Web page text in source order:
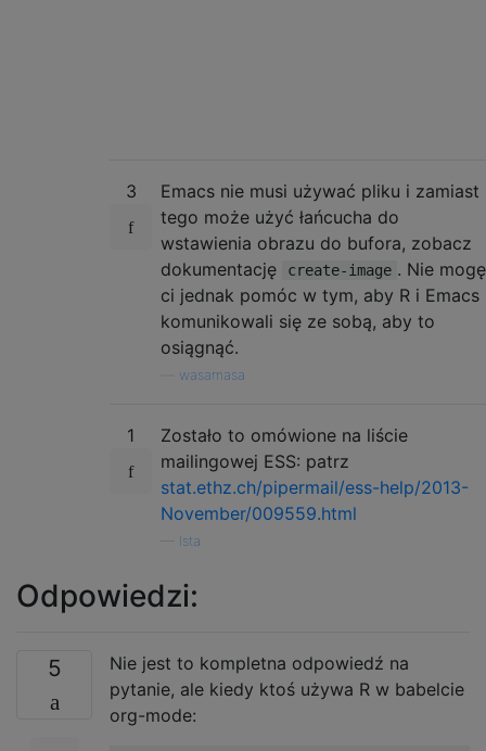
3
Emacs nie musi używać pliku i zamiast
tego może użyć łańcucha do
wstawienia obrazu do bufora, zobacz
dokumentację
create-image . Nie mogę
ci jednak pomóc w tym, aby R i Emacs
komunikowali się ze sobą, aby to
osiągnąć.
wasamasa
1
Zostało to omówione na liście
mailingowej ESS: patrz
stat.ethz.ch/pipermail/ess-help/2013-
November/009559.html
Ista
Odpowiedzi:
5
Nie jest to kompletna odpowiedź na
pytanie, ale kiedy ktoś używa R w babelcie
org-mode: